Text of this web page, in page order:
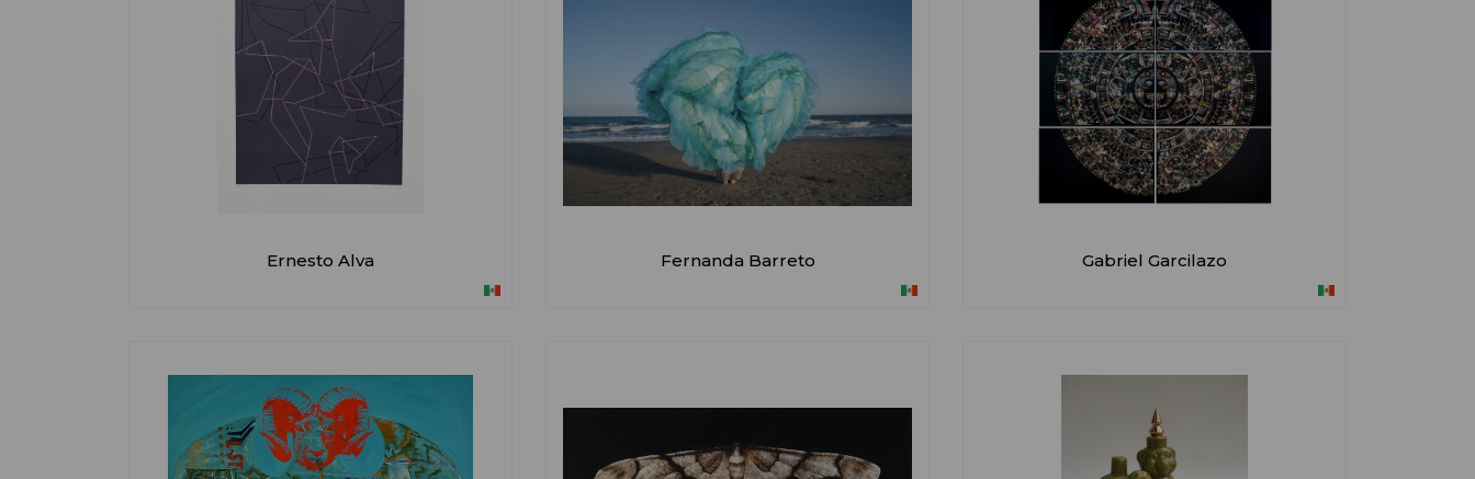
Gabriel Garcilazo
Fernanda Barreto
Ernesto Alva